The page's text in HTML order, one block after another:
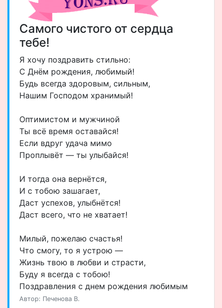
Самого чистого от сердца
тебе!
Я хочу поздравить стильно:
С Днём рождения, любимый!
Будь всегда здоровым, сильным,
Нашим Господом хранимый!
Оптимистом и мужчиной
Ты всё время оставайся!
Если вдруг удача мимо
Проплывёт — ты улыбайся!
И тогда она вернётся,
И с тобою зашагает,
Даст успехов, улыбнётся!
Даст всего, что не хватает!
Милый, пожелаю счастья!
Что смогу, то я устрою —
Жизнь твою в любви и страсти,
Буду я всегда с тобою!
Поздравления с днем рождения любимым
Автор: Печенова В.